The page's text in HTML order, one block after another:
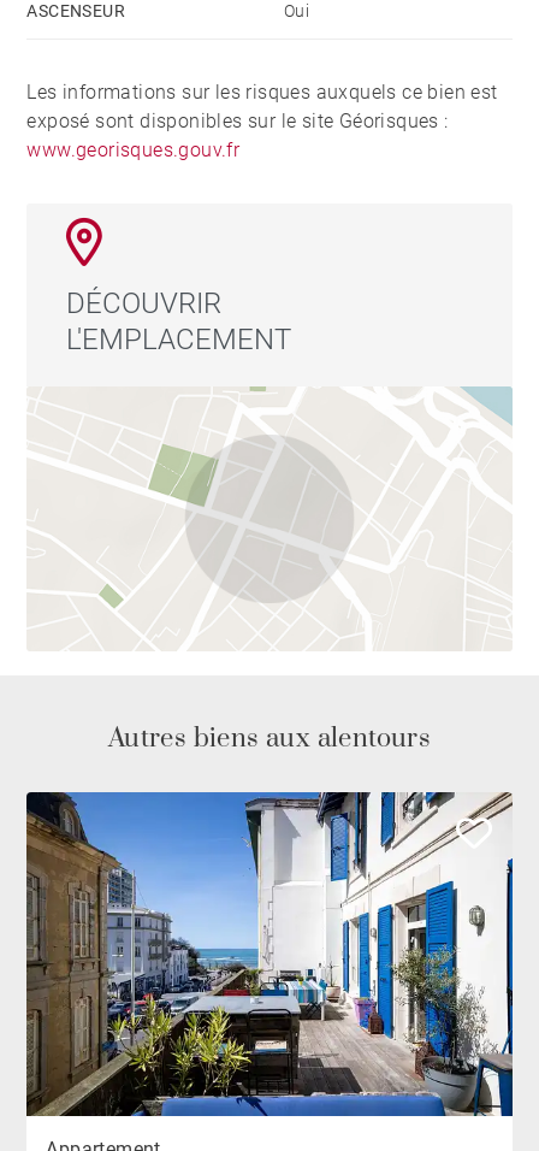
ASCENSEUR Oui
Les informations sur les risques auxquels ce bien est
exposé sont disponibles sur le site Géorisques :
www.georisques.gouv.fr
DÉCOUVRIR
L'EMPLACEMENT
Autres biens aux alentours